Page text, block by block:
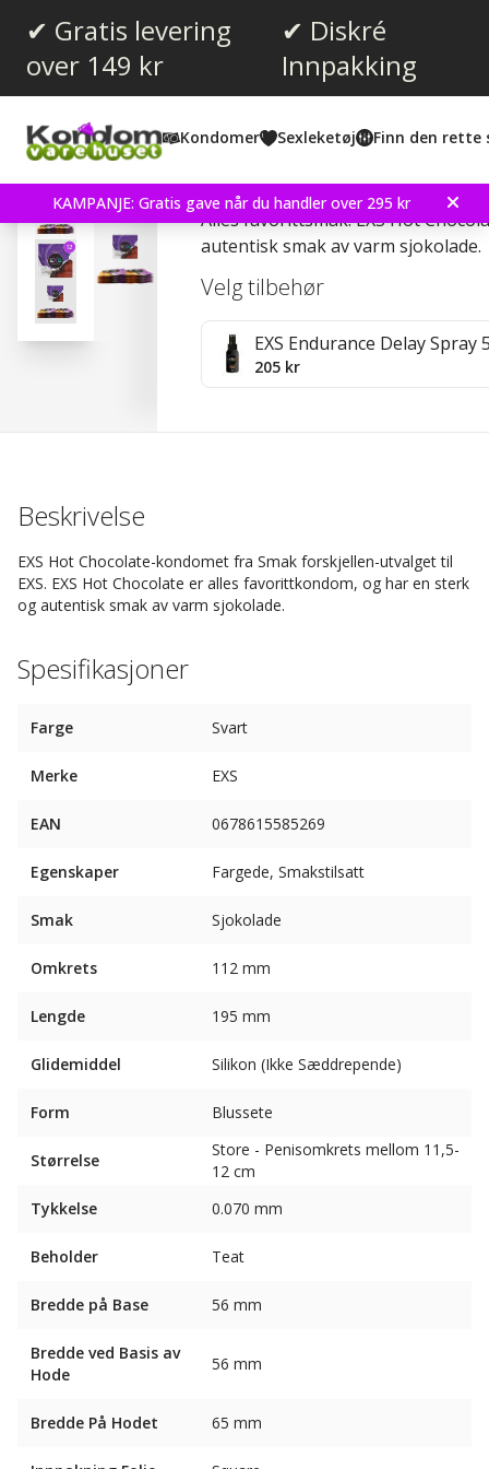
✔ Gratis levering
over 149 kr
✔ Diskré
Innpakking
Kondomer Sexleketøj Finn den rette
KAMPANJE: Gratis gave når du handler over 295 kr
Omtaler (1)
EXS Hot Chocolate 12
Alles favorittsmak! EXS Hot
autentisk smak av varm sjokolade.
Velg tilbehør
EXS Endurance Delay Spray
205 kr
Beskrivelse
EXS Hot Chocolate-kondomet fra Smak forskjellen-utvalget til
EXS. EXS Hot Chocolate er alles favorittkondom, og har en sterk
og autentisk smak av varm sjokolade.
Spesifikasjoner
Farge Svart
Merke EXS
EAN 0678615585269
Egenskaper Fargede, Smakstilsatt
Smak Sjokolade
Omkrets 112 mm
Lengde 195 mm
Glidemiddel Silikon (Ikke Sæddrepende)
Form Blussete
Størrelse
Store - Penisomkrets mellom 11,5-
12 cm
Tykkelse
0.070 mm
Beholder Teat
Bredde på Base 56 mm
Bredde ved Basis av
Hode
56 mm
Bredde På Hodet 65 mm